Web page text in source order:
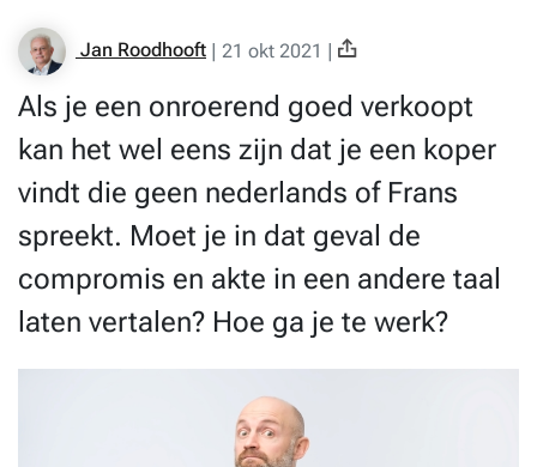
Jan Roodhooft | 21 okt 2021 |
Als je een onroerend goed verkoopt
kan het wel eens zijn dat je een koper
vindt die geen nederlands of Frans
spreekt. Moet je in dat geval de
compromis en akte in een andere taal
laten vertalen? Hoe ga je te werk?